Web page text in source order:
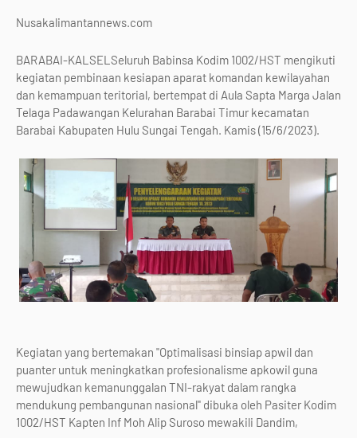
Nusakalimantannews.com
BARABAI-KALSELSeluruh Babinsa Kodim 1002/HST mengikuti
kegiatan pembinaan kesiapan aparat komandan kewilayahan
dan kemampuan teritorial, bertempat di Aula Sapta Marga Jalan
Telaga Padawangan Kelurahan Barabai Timur kecamatan
Barabai Kabupaten Hulu Sungai Tengah. Kamis (15/6/2023).
Kegiatan yang bertemakan "Optimalisasi binsiap apwil dan
puanter untuk meningkatkan profesionalisme apkowil guna
mewujudkan kemanunggalan TNI-rakyat dalam rangka
mendukung pembangunan nasional" dibuka oleh Pasiter Kodim
1002/HST Kapten Inf Moh Alip Suroso mewakili Dandim,